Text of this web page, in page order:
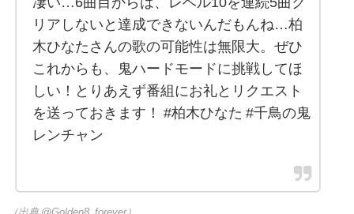
リアしないと達成できないんだもんね…柏
木ひなたさんの歌の可能性は無限大。ぜひ
これからも、鬼ハードモードに挑戦してほ
しい！とりあえず番組にお礼とリクエスト
を送っておきます！ #柏木ひなた #千鳥の鬼
レンチャン